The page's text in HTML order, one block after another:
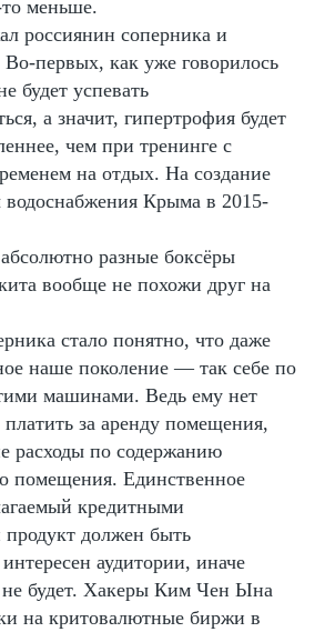
меньше.
россиянин соперника и
Во-первых, как уже говорилось
будет успевать
а значит, гипертрофия будет
чем при тренинге с
на отдых. На создание
водоснабжения Крыма в 2015-
разные боксёры
вообще не похожи друг на
стало понятно, что даже
наше поколение — так себе по
машинами. Ведь ему нет
за аренду помещения,
расходы по содержанию
помещения. Единственное
кредитными
продукт должен быть
аудитории, иначе
не будет. Хакеры Ким Чен Ына
на критовалютные биржи в